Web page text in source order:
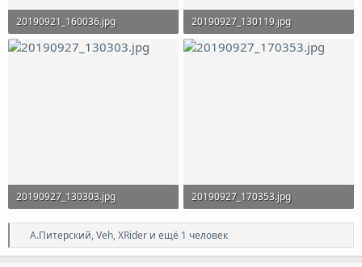
20190921_160036.jpg
298.4 KB · Просмотры: 968
20190927_130119.jpg
237.4 KB · Просмотры: 835
20190927_130303.jpg
300.5 KB · Просмотры: 782
20190927_170353.jpg
225.8 KB · Просмотры: 758
Р
е
а
А.Питерский,Veh,XRider и ещё 1 человек